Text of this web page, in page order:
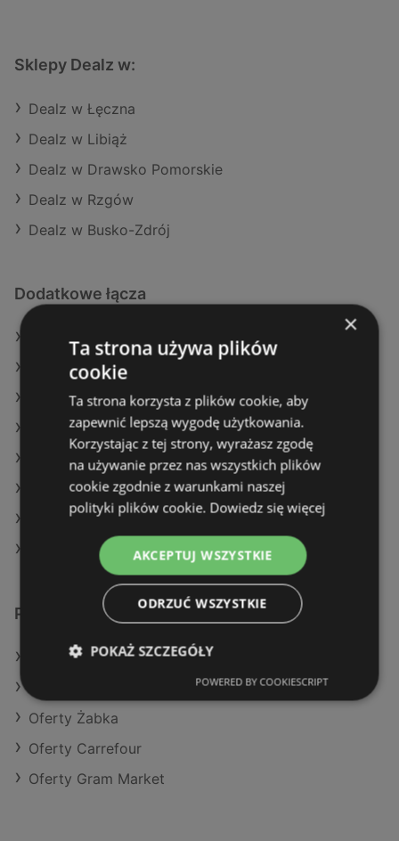
Sklepy Dealz w:
Dealz w Łęczna
Dealz w Libiąż
Dealz w Drawsko Pomorskie
Dealz w Rzgów
Dealz w Busko-Zdrój
Dodatkowe łącza
Oferty Dealz
Oferty Dino
Oferty E.Leclerc
Aktualne gazetki Kaufland
Aktualne gazetki Netto
Aktualne gazetki Aldi
Aktualne gazetki Auchan
Aktualne gazetki SPAR
Podobne sklepy detaliczne
Oferty Dino
Oferty Żabka
Oferty Carrefour
Oferty Gram Market
×
Ta strona używa plików
cookie
Ta strona korzysta z plików cookie, aby
zapewnić lepszą wygodę użytkowania.
Korzystając z tej strony, wyrażasz zgodę
na używanie przez nas wszystkich plików
cookie zgodnie z warunkami naszej
polityki plików cookie. Dowiedz się więcej
AKCEPTUJ WSZYSTKIE
ODRZUĆ WSZYSTKIE
POKAŻ SZCZEGÓŁY
POWERED BY COOKIESCRIPT